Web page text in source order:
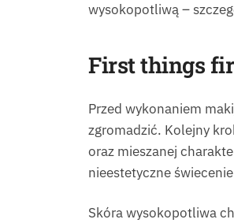
wysokopotliwą –
First things
Przed wykonaniem
zgromadzić. Kolejny
oraz mieszanej
nieestetyczne
Skóra wysokopotliwa